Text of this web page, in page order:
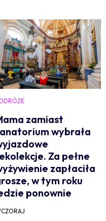
zamiast
wybrała
Za pełne
zapłaciła
w tym roku
ponownie